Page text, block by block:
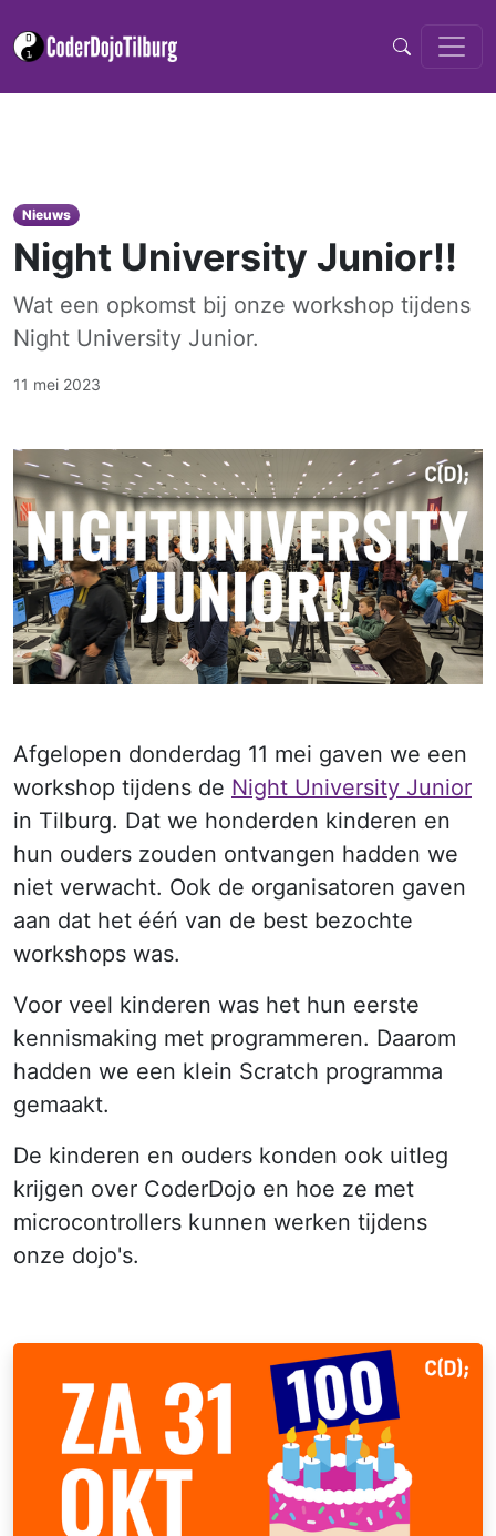
Nieuws
Night University Junior!!
Wat een opkomst bij onze workshop tijdens
Night University Junior.
11 mei 2023
Afgelopen donderdag 11 mei gaven we een
workshop tijdens de Night University Junior
in Tilburg. Dat we honderden kinderen en
hun ouders zouden ontvangen hadden we
niet verwacht. Ook de organisatoren gaven
aan dat het ééń van de best bezochte
workshops was.
Voor veel kinderen was het hun eerste
kennismaking met programmeren. Daarom
hadden we een klein Scratch programma
gemaakt.
De kinderen en ouders konden ook uitleg
krijgen over CoderDojo en hoe ze met
microcontrollers kunnen werken tijdens
onze dojo's.